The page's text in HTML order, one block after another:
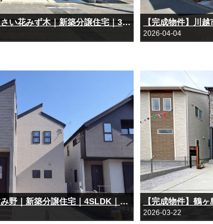
【完成物件】坂戸市にっさい花みず木｜新築分譲住宅｜3LDK～4LDK｜カースペース2台｜東武東上線「北坂戸」駅利用
2026-04-04
【完成物件】川越市かすみ野｜新築分譲住宅｜4SLDK｜カースペース2台｜JR川越線「笠幡」駅徒歩17分
2026-03-22